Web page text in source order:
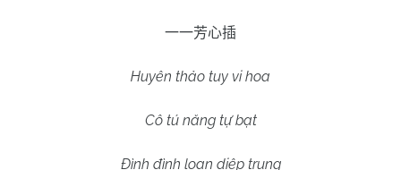
一一芳心插
Huyên thảo tuy vi hoa
Cô tú năng tự bạt
Đình đình loạn diệp trung